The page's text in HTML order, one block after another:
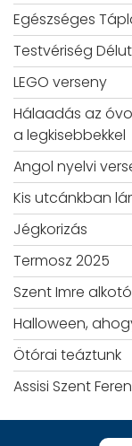
Egészséges
Testvériség
LEGO verseny
Hálaadás az
a legkisebbekkel
Angol nyelvi
Kis utcánkban
Jégkorizás
Termosz 2025
Szent Imre
Halloween,
Ötórai teáztunk
Assisi Szent